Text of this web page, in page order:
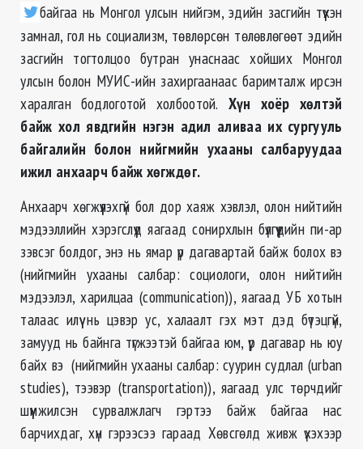
байгаа нь Монгол улсын нийгэм, эдийн засгийн түүхэн
замнал, гол нь социализм, төвлөрсөн төлөвлөгөөт эдийн
засгийн тогтолцоо бутран унаснаас хойших Монгол
улсын болон МУИС-ийн захиргаанаас баримталж ирсэн
харалган бодлоготой холбоотой. Хүн хоёр хөлтэй
байж хол явдгийн нэгэн адил аливаа их сургууль
байгалийн болон нийгмийн ухааны салбаруудаа
ижил анхаарч байж хөгждөг.
Анхаарч хөгжүүлэхгүй бол дор хаяж хэвлэл, олон нийтийн
мэдээллийн хэрэгслүүд яагаад сонирхлын бүлгүүдийн пи-ар
зэвсэг болдог, энэ нь ямар үр дагавартай байж болох вэ
(нийгмийн ухааны салбар: социологи, олон нийтийн
мэдээлэл, харилцаа (communication)), яагаад УБ хотын
талаас илүү нь цэвэр ус, халаалт гэх мэт дэд бүтэцгүй,
замууд нь байнга түгжээтэй байгаа юм, үр дагавар нь юу
байх вэ (нийгмийн ухааны салбар: суурин судлал (urban
studies), тээвэр (transportation)), яагаад улс төрчдийг
шүүмжилсэн сурвалжлагч гэртээ байж байгаа нас
барчихдаг, хүн гэрээсээ гараад Хөвсгөлд живж үхэхээр